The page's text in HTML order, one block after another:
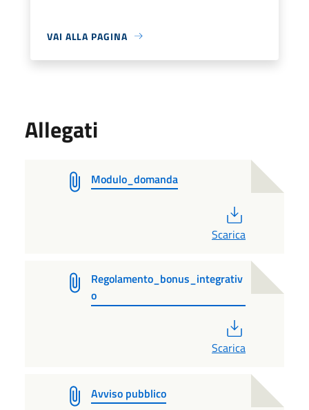
VAI ALLA PAGINA
Allegati
Modulo_domanda
Scarica
Regolamento_bonus_integrativ
o
Scarica
Avviso pubblico